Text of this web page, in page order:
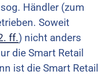
Händler (zum
Soweit
ff.) nicht anders
die Smart Retail
ist die Smart Retail